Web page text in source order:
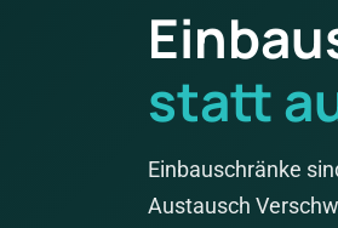
statt
Einbauschränke
Austausch